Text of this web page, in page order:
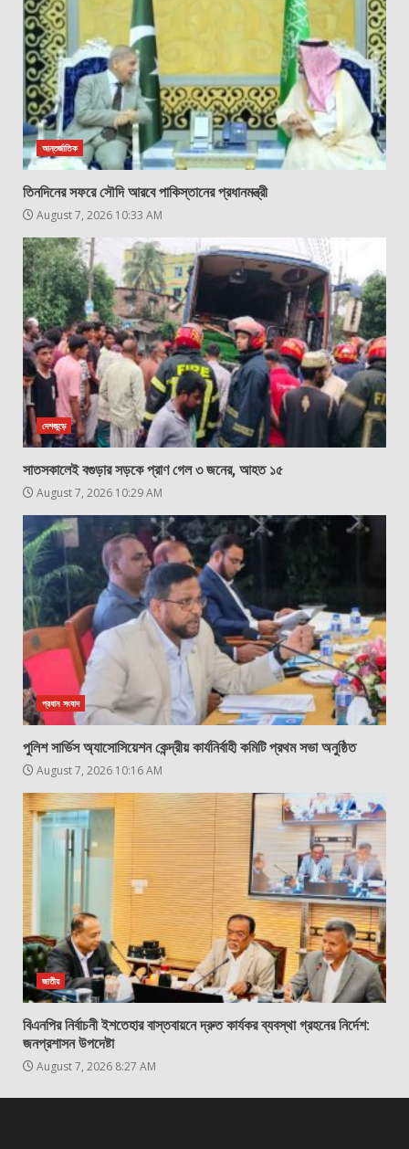
আন্তর্জাতিক
তিনদিনের সফরে সৌদি আরবে পাকিস্তানের প্রধানমন্ত্রী
August 7, 2026 10:33 AM
দেশজুড়ে
সাতসকালেই বগুড়ার সড়কে প্রাণ গেল ৩ জনের, আহত ১৫
August 7, 2026 10:29 AM
প্রধান সংবাদ
পুলিশ সার্ভিস অ্যাসোসিয়েশন কেন্দ্রীয় কার্যনির্বাহী কমিটি প্রথম সভা অনুষ্ঠিত
August 7, 2026 10:16 AM
জাতীয়
বিএনপির নির্বাচনী ইশতেহার বাস্তবায়নে দ্রুত কার্যকর ব্যবস্থা গ্রহনের নির্দেশ:
জনপ্রশাসন উপদেষ্টা
August 7, 2026 8:27 AM